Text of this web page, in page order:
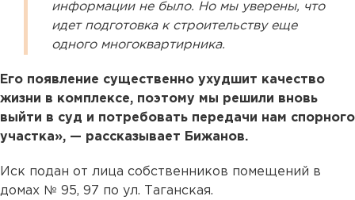
информации не было. Но мы уверены, что
идет подготовка к строительству еще
одного многоквартирника.
Его появление существенно ухудшит качество
жизни в комплексе, поэтому мы решили вновь
выйти в суд и потребовать передачи нам спорного
участка», — рассказывает Бижанов.
Иск подан от лица собственников помещений в
домах № 95, 97 по ул. Таганская.